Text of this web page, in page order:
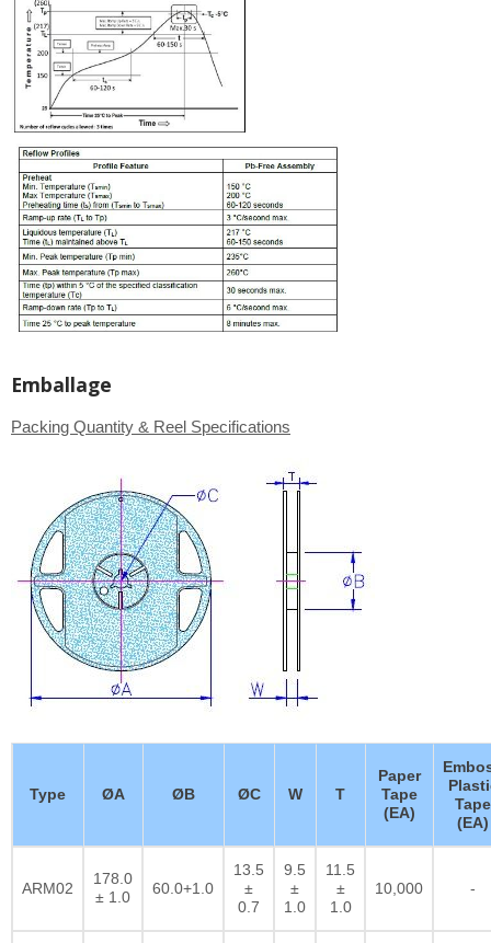
Emballage
Packing Quantity & Reel Specifications
Type ØA ØB ØC W T
Paper
Tape
(EA)
Tape
(EA)
ARM02
178.0
± 1.0
60.0+1.0
13.5
±
0.7
9.5
±
1.0
11.5
±
1.0
10,000 -